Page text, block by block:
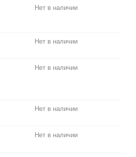
Нет в наличии
Нет в наличии
Нет в наличии
Нет в наличии
Нет в наличии